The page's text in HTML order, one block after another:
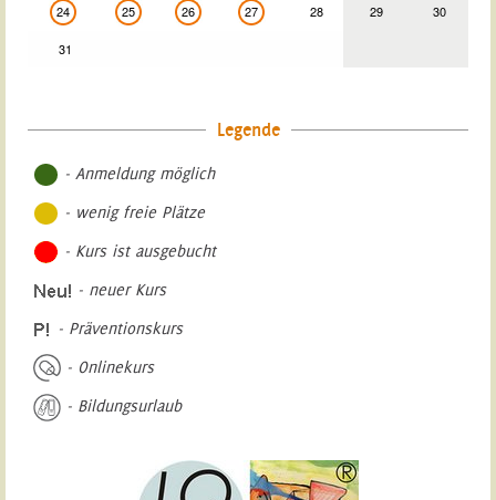
24 25 26 27 28 29 30
31
Legende
- Anmeldung möglich
- wenig freie Plätze
- Kurs ist ausgebucht
- neuer Kurs
- Präventionskurs
- Onlinekurs
- Bildungsurlaub